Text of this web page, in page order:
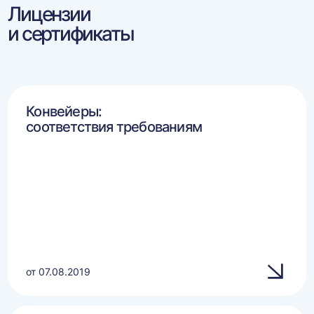
Лицензии
и сертификаты
Конвейеры:
соответствия требованиям
от 07.08.2019